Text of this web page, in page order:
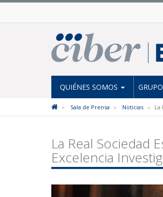
QUIÉNES SOMOS
Sala de Prensa Noticias La
La Real Sociedad
Excelencia